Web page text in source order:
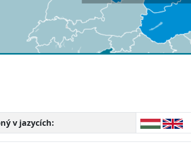
v jazycích: